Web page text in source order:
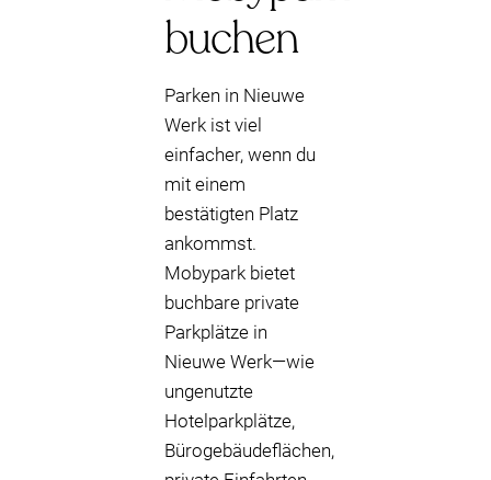
buchen
Parken in Nieuwe
Werk ist viel
einfacher, wenn du
mit einem
bestätigten Platz
ankommst.
Mobypark bietet
buchbare private
Parkplätze in
Nieuwe Werk—wie
ungenutzte
Hotelparkplätze,
Bürogebäudeflächen,